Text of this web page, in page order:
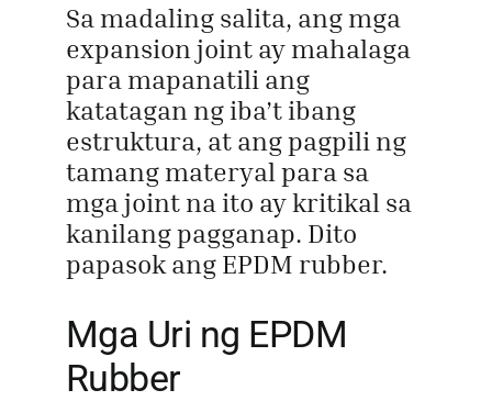
Sa madaling salita, ang mga
expansion joint ay mahalaga
para mapanatili ang
katatagan ng iba’t ibang
estruktura, at ang pagpili ng
tamang materyal para sa
mga joint na ito ay kritikal sa
kanilang pagganap. Dito
papasok ang EPDM rubber.
Mga Uri ng EPDM
Rubber